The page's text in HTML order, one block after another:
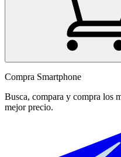
Compra Smartphone
Busca, compara y compra los
mejor precio.